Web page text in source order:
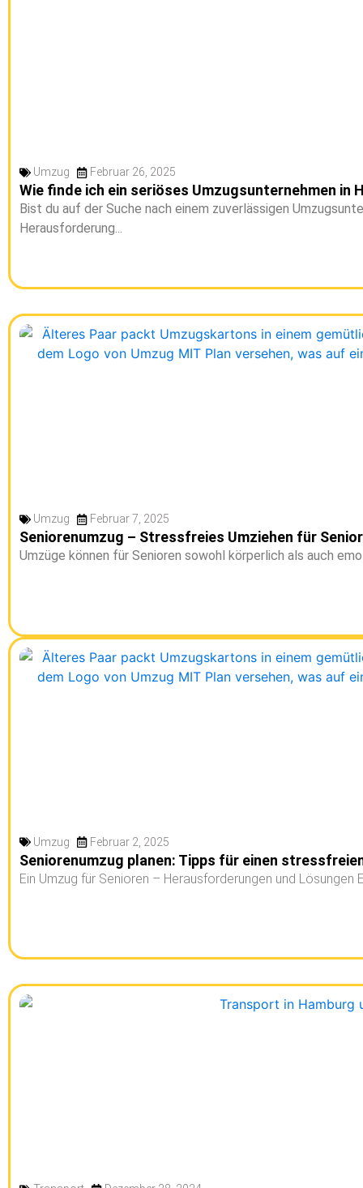
Umzug Februar 26, 2025
Wie finde ich ein seriöses Umzugsunternehmen in
Bist du auf der Suche nach einem zuverlässigen
Herausforderung...
Umzug Februar 7, 2025
Seniorenumzug – Stressfreies Umziehen für
Umzüge können für Senioren sowohl körperlich als auch
Umzug Februar 2, 2025
Seniorenumzug planen: Tipps für einen
Ein Umzug für Senioren – Herausforderungen und Lösungen